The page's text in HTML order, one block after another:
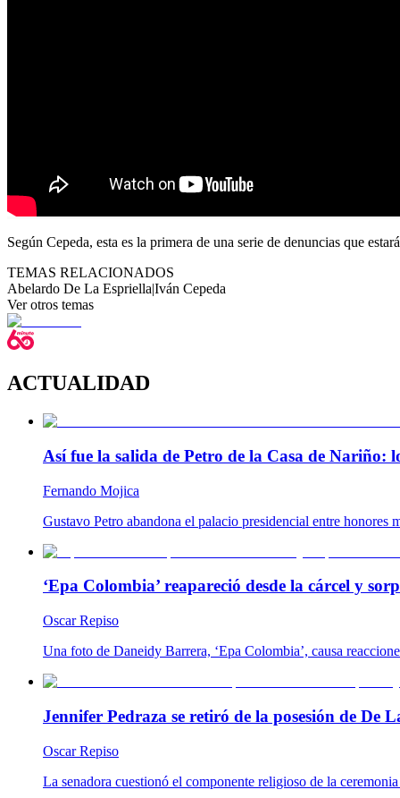
Según Cepeda, esta es la primera de una serie de denuncias que
TEMAS RELACIONADOS
Abelardo De La Espriella|Iván Cepeda
Ver otros temas
ACTUALIDAD
Así fue la salida de Petro de la Casa de Nariño:
Fernando Mojica
Gustavo Petro abandona el palacio presidencial entre
‘Epa Colombia’ reapareció desde la cárcel y
Oscar Repiso
Una foto de Daneidy Barrera, ‘Epa Colombia’, causa
Jennifer Pedraza se retiró de la posesión de De
Oscar Repiso
La senadora cuestionó el componente religioso de la